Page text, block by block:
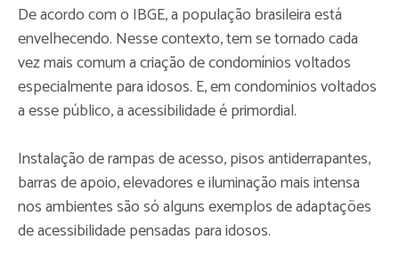
De acordo com o IBGE, a população brasileira está
envelhecendo. Nesse contexto, tem se tornado cada
vez mais comum a criação de condomínios voltados
especialmente para idosos. E, em condomínios voltados
a esse público, a acessibilidade é primordial.
Instalação de rampas de acesso, pisos antiderrapantes,
barras de apoio, elevadores e iluminação mais intensa
nos ambientes são só alguns exemplos de adaptações
de acessibilidade pensadas para idosos.